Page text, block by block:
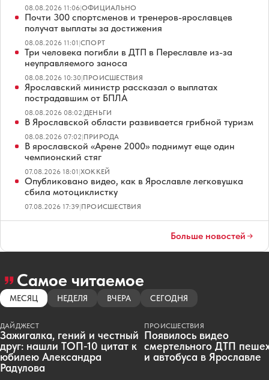
08.08.2026 11:06|ОФИЦИАЛЬНО
Почти 300 спортсменов и тренеров-ярославцев
получат выплаты за достижения
08.08.2026 11:01|СПОРТ
Три человека погибли в ДТП в Переславле из-за
неуправляемого заноса
08.08.2026 10:30|ПРОИСШЕСТВИЯ
Ярославский министр рассказал о выплатах
пострадавшим от БПЛА
08.08.2026 08:02|ДЕНЬГИ
В Ярославской области развивается грибной туризм
08.08.2026 07:02|ПРИРОДА
В ярославской «Арене 2000» поднимут еще один
чемпионский стяг
07.08.2026 18:01|ХОККЕЙ
Опубликовано видео, как в Ярославле легковушка
сбила мотоциклистку
07.08.2026 17:39|ПРОИСШЕСТВИЯ
Больше новостей
Самое читаемое
МЕСЯЦ НЕДЕЛЯ ВЧЕРА СЕГОДНЯ
ДАЙДЖЕСТ
Зажигалка, гений и честный
друг: нашли ТОП-10 цитат к
юбилею Александра
Радулова
ПРОИСШЕСТВИЯ
Появилось видео
смертельного ДТП
и автобуса в Ярославле